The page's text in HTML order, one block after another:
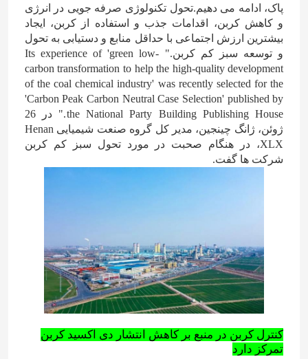
پاک، ادامه می دهیم.تحول تکنولوژی صرفه جویی در انرژی
و کاهش کربن، اقدامات جذب و استفاده از کربن، ایجاد
بیشترین ارزش اجتماعی با حداقل منابع و دستیابی به تحول
و توسعه سبز کم کربن." Its experience of 'green low-
carbon transformation to help the high-quality development
of the coal chemical industry' was recently selected for the
'Carbon Peak Carbon Neutral Case Selection' published by
the National Party Building Publishing House." در 26
ژوئن، ژانگ چینجین، مدیر کل گروه صنعت شیمیایی Henan
XLX، در هنگام صحبت در مورد تحول سبز کم کربن
شرکت ها گفت.
کنترل کربن در منبع بر کاهش انتشار دی اکسید کربن
تمرکز دارد